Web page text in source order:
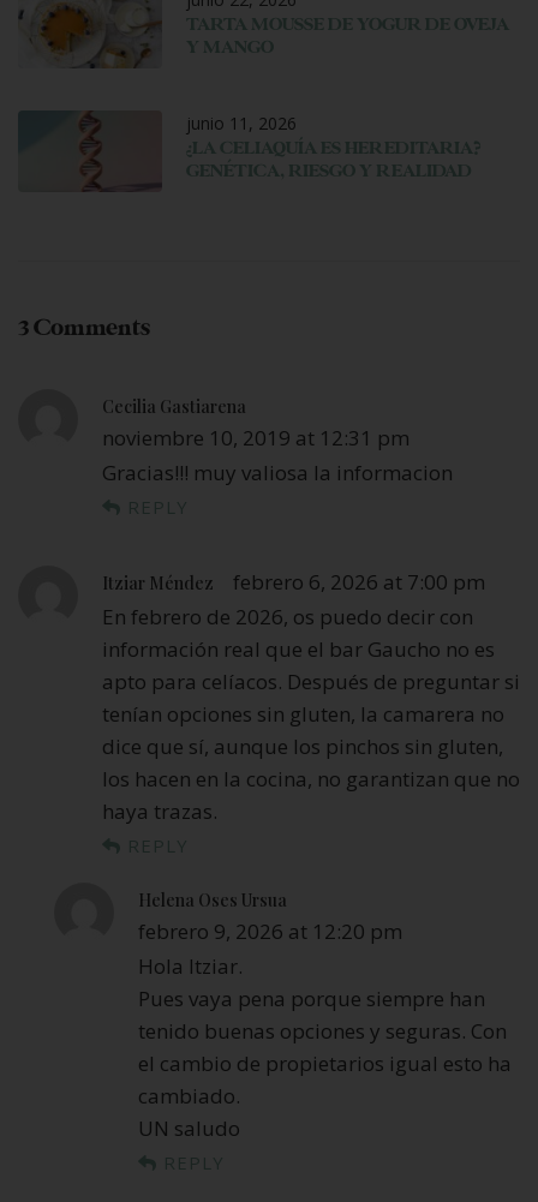
TARTA MOUSSE DE YOGUR DE OVEJA
Y MANGO
junio 11, 2026
¿LA CELIAQUÍA ES HEREDITARIA?
GENÉTICA, RIESGO Y REALIDAD
3 Comments
Cecilia Gastiarena
noviembre 10, 2019 at 12:31 pm
Gracias!!! muy valiosa la informacion
REPLY
Itziar Méndez
febrero 6, 2026 at 7:00 pm
En febrero de 2026, os puedo decir con
información real que el bar Gaucho no es
apto para celíacos. Después de preguntar si
tenían opciones sin gluten, la camarera no
dice que sí, aunque los pinchos sin gluten,
los hacen en la cocina, no garantizan que no
haya trazas.
REPLY
Helena Oses Ursua
febrero 9, 2026 at 12:20 pm
Hola Itziar.
Pues vaya pena porque siempre han
tenido buenas opciones y seguras. Con
el cambio de propietarios igual esto ha
cambiado.
UN saludo
REPLY